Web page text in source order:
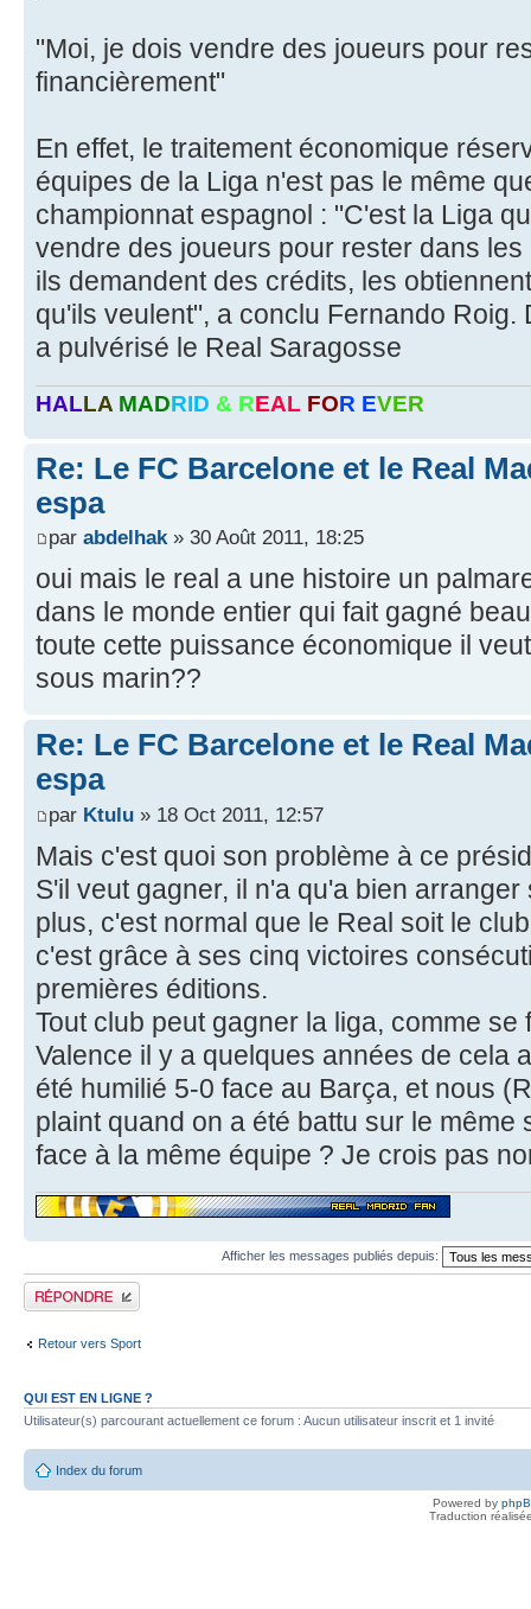
"Moi, je dois vendre des joueurs pour
financièrement"
En effet, le traitement économique
équipes de la Liga n'est pas le même
championnat espagnol : "C'est la Liga
vendre des joueurs pour rester dans
ils demandent des crédits, les
qu'ils veulent", a conclu Fernando Roig.
a pulvérisé le Real Saragosse
HALLA MADRID & REAL FOR EVER
Re: Le FC Barcelone et le Real
espa
par abdelhak» 30 Août 2011, 18:25
oui mais le real a une histoire un
dans le monde entier qui fait gagné
toute cette puissance économique il
sous marin??
Re: Le FC Barcelone et le Real
espa
par Ktulu » 18 Oct 2011, 12:57
Mais c'est quoi son problème à ce
S'il veut gagner, il n'a qu'a bien
plus, c'est normal que le Real soit le
c'est grâce à ses cinq victoires
premières éditions.
Tout club peut gagner la liga, comme se
Valence il y a quelques années de cela
été humilié 5-0 face au Barça, et nous
plaint quand on a été battu sur le
face à la même équipe ? Je crois pas
Afficher les messages publiés depuis:
Publier une réponse
Retour vers Sport
QUI EST EN LIGNE ?
Utilisateur(s) parcourant actuellement ce forum : Aucun utilisateur inscrit et 1 invité
Index du forum
Powered by
Traduction